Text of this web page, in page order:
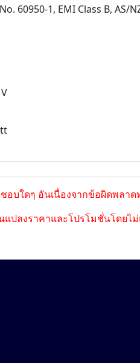
60950-1, EMI Class B, AS/
อบใดๆ อันเนื่องจากข้อผิดพลา
ปลงราคาและโปรโมชั่นโดยไ